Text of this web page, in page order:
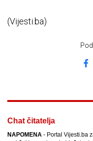
(Vijesti.ba)
Chat čitatelja
NAPOMENA - Portal Vijesti.ba